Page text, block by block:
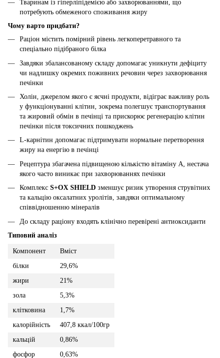
Тваринам із гіперліпідемією або захворюваннями, що
потребують обмеженого споживання жиру
Чому варто придбати?
Раціон містить помірний рівень легкоперетравного та
спеціально підібраного білка
Завдяки збалансованому складу допомагає уникнути дефіциту
чи надлишку окремих поживних речовин через захворювання
печінки
Холін, джерелом якого є яєчні продукти, відіграє важливу роль
у функціонуванні клітин, зокрема полегшує транспортування
та жировий обмін в печінці та прискорює регенерацію клітин
печінки після токсичних пошкоджень
L-карнітин допомагає підтримувати нормальне перетворення
жиру на енергію в печінці
Рецептура збагачена підвищеною кількістю вітаміну А, нестача
якого часто виникає при захворюваннях печінки
Комплекс S+OX SHIELD зменшує ризик утворення струвітних
та кальцію оксалатних уролітів, завдяки оптимальному
співвідношенню мінералів
До складу раціону входять клінічно перевірені антиоксиданти
Типовий аналіз
Компонент
Вміст
білки
29,6%
жири
21%
зола
5,3%
клітковина
1,7%
калорійність
407,8 ккал/100гр
кальцій
0,86%
фосфор
0,63%